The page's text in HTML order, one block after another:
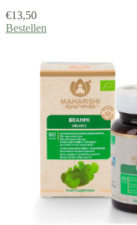
€13,50
Bestellen